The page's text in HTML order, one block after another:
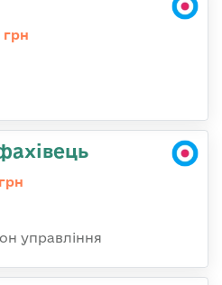
грн
управління